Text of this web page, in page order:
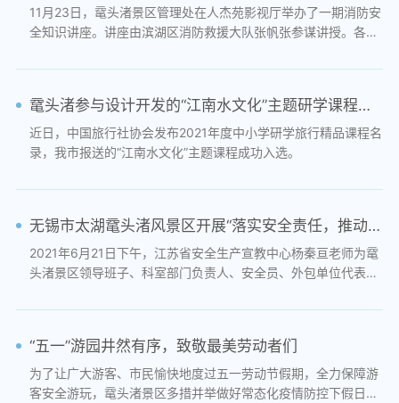
11月23日，鼋头渚景区管理处在人杰苑影视厅举办了一期消防安
全知识讲座。讲座由滨湖区消防救援大队张帆张参谋讲授。各条
鼋头渚参与设计开发的“江南水文化”主题研学课程入选2021年度中小学研学旅行精品课程
近日，中国旅行社协会发布2021年度中小学研学旅行精品课程名
录，我市报送的“江南水文化”主题课程成功入选。
无锡市太湖鼋头渚风景区开展“落实安全责任，推动安全发展”主题教育培训活动
2021年6月21日下午，江苏省安全生产宣教中心杨秦亘老师为鼋
头渚景区领导班子、科室部门负责人、安全员、外包单位代表总
“五一”游园井然有序，致敬最美劳动者们
为了让广大游客、市民愉快地度过五一劳动节假期，全力保障游
客安全游玩，鼋头渚景区多措并举做好常态化疫情防控下假日旅